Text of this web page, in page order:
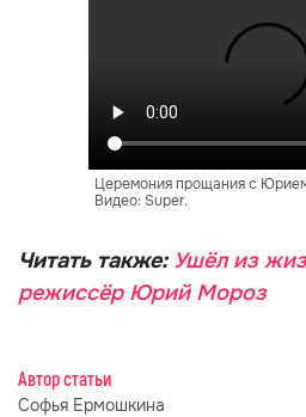
Церемония прощания с
Видео: Super.
Читать также: Ушёл из
режиссёр Юрий Мороз
Автор статьи
Софья Ермошкина